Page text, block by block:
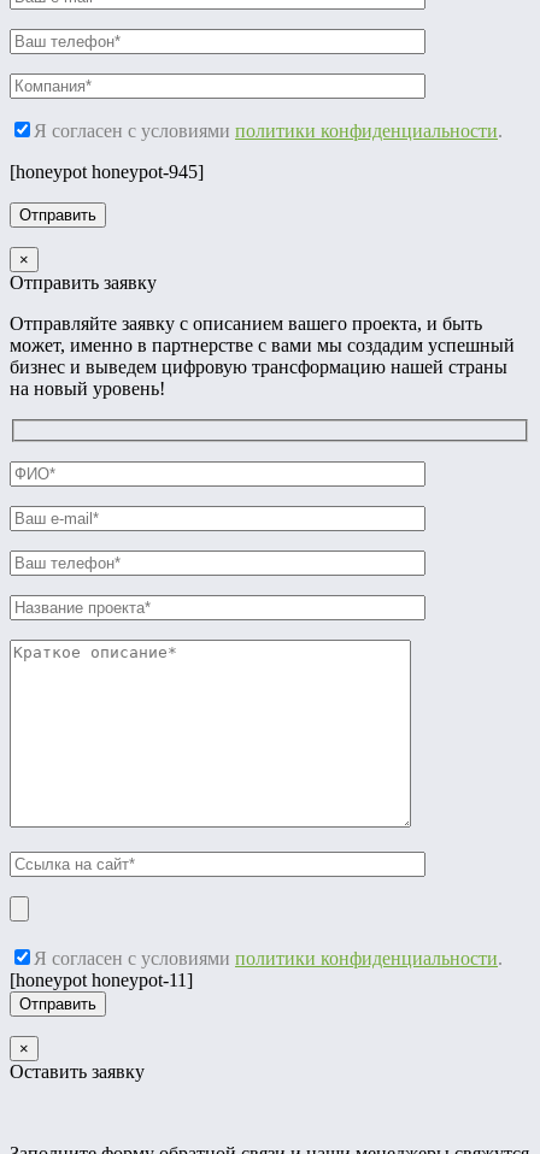
Я согласен с условиями политики конфиденциальности.
[honeypot honeypot-945]
×
Отправить заявку
Отправляйте заявку с описанием вашего проекта, и быть
может, именно в партнерстве с вами мы создадим успешный
бизнес и выведем цифровую трансформацию нашей страны
на новый уровень!
Я согласен с условиями политики конфиденциальности.
[honeypot honeypot-11]
×
Оставить заявку